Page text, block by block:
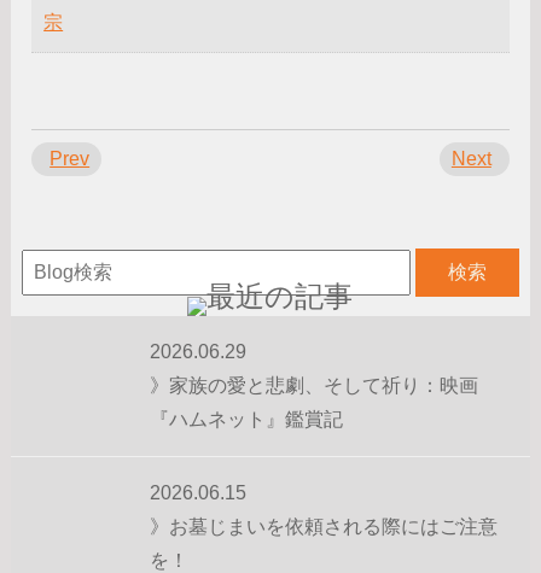
宗
Prev Next
2026.06.29
》家族の愛と悲劇、そして祈り：映画
『ハムネット』鑑賞記
2026.06.15
》お墓じまいを依頼される際にはご注意
を！